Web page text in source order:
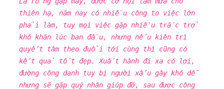
thiên hạ, năm nay có nhiều công to việc lớn
phải làm, tuy mọi việc gặp nhiều trắc trở
khó khăn lúc ban đầu, nhưng nếu kiên trì
quyết tâm theo đuổi tới cùng thì cũng có
kết quả tốt đẹp. Xuất hành đi xa có lợi,
đường công danh tuy bị người xấu gây khó dễ
nhưng sẽ gặp quý nhân giúp đỡ, sau được công